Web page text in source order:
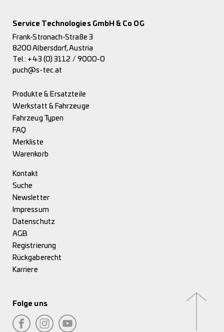
Service Technologies GmbH & Co OG
Frank-Stronach-Straße 3
8200 Albersdorf, Austria
Tel.: +43 (0) 3112 / 9000-0
puch@s-tec.at
Produkte & Ersatzteile
Werkstatt & Fahrzeuge
Fahrzeug Typen
FAQ
Merkliste
Warenkorb
Kontakt
Suche
Newsletter
Impressum
Datenschutz
AGB
Registrierung
Rückgaberecht
Karriere
Folge uns